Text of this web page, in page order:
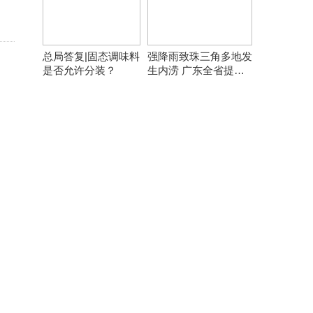
总局答复|固态调味料
是否允许分装？
强降雨致珠三角多地发
生内涝 广东全省提前